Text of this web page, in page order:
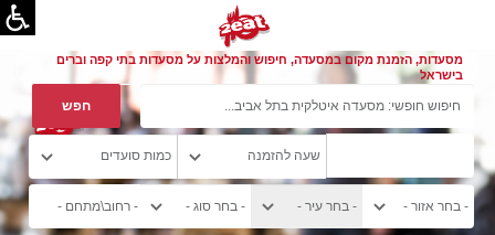
מסעדות, הזמנת מקום במסעדה, חיפוש והמלצות על מסעדות בתי קפה וברים
בישראל